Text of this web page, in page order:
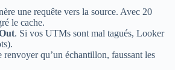
une requête vers la source. Avec 20
le cache.
. Si vos UTMs sont mal tagués, Looker
qu’un échantillon, faussant les